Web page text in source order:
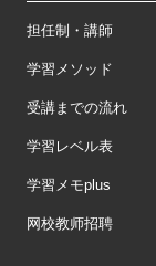
担任制・講師
学習メソッド
受講までの流れ
学習レベル表
学習メモplus
网校教师招聘